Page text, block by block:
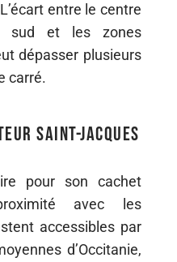
entre le centre
sud et les zones
dépasser plusieurs
carré.
Saint-Jacques
pour son cachet
avec les
accessibles par
d’Occitanie,